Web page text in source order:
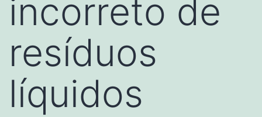
incorreto de
resíduos
líquidos